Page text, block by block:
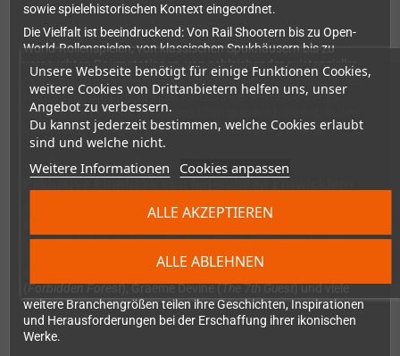
Unsere Webseite benötigt für einige Funktionen Cookies,
weitere Cookies von Drittanbietern helfen uns, unser
Angebot zu verbessern.
Du kannst jederzeit bestimmen, welche Cookies erlaubt
sind und welche nicht.
Weitere Informationen Cookies anpassen
ALLE ABLEHNEN
ALLE AKZEPTIEREN
sowie spielehistorischen Kontext eingeordnet.
Die Vielfalt ist beeindruckend: Von Rail Shootern bis zu Open-
World-Rollenspielen, von klassischen Spukhäusern bis zu
verseuchten Raumstationen, von schleichender existenzieller
Angst bis zu intensiven Gewaltausbrüchen – jede Facette des
Horror-Gamings findet ihren Platz. Dabei werden auch zu
Unrecht übersehene Perlen ans Licht gebracht, die neben den
bekannten Klassikern ihre verdiente Würdigung erhalten.
Was dieses Buch besonders macht, sind die exklusiven
Gamings selbst. Keiichiro Toyama (Silent Hill), Jane Jensen
), Ken Levine ( System Shock 2
Forbidden Forest), Graeme Devine (The 7th Guest) und viele
weitere Branchengrößen teilen ihre Geschichten, Inspirationen
und Herausforderungen bei der Erschaffung ihrer ikonischen
Werke.